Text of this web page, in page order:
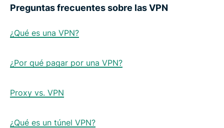
Preguntas frecuentes sobre las VPN
¿Qué es una VPN?
¿Por qué pagar por una VPN?
Proxy vs. VPN
¿Qué es un túnel VPN?